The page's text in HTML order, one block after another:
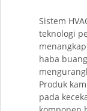
Sistem
teknologi
haba
Produk
pada